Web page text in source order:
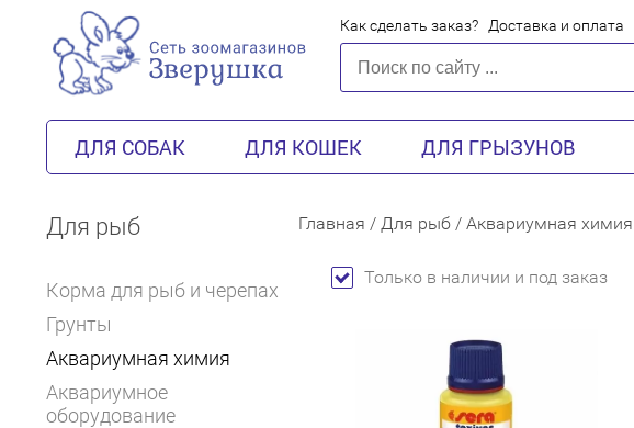
Как сделать заказ? Доставка и оплата
ДЛЯ СОБАК ДЛЯ КОШЕК ДЛЯ ГРЫЗУНОВ
Для рыб
Корма для рыб и черепах
Грунты
Аквариумная химия
Аквариумное
оборудование
Главная / Для рыб / Аквариумная химия
Только в наличии и под заказ